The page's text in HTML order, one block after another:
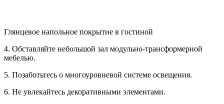
Глянцевое напольное покрытие в гостиной
4. Обставляйте небольшой зал модульно-трансформерной
мебелью.
5. Позаботьтесь о многоуровневой системе освещения.
6. Не увлекайтесь декоративными элементами.